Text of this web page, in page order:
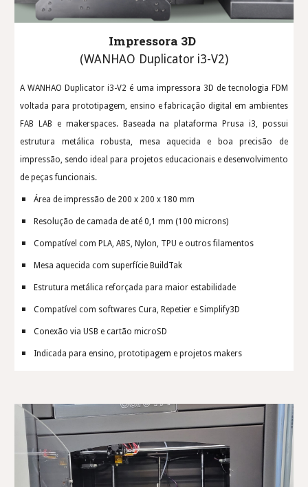
Impressora 3D
(WANHAO Duplicator i3-V2)
A WANHAO Duplicator i3-V2 é uma impressora 3D de tecnologia FDM
voltada para prototipagem, ensino e fabricação digital em ambientes
FAB LAB e makerspaces. Baseada na plataforma Prusa i3, possui
estrutura metálica robusta, mesa aquecida e boa precisão de
impressão, sendo ideal para projetos educacionais e desenvolvimento
de peças funcionais.
Área de impressão de 200 x 200 x 180 mm
Resolução de camada de até 0,1 mm (100 microns)
Compatível com PLA, ABS, Nylon, TPU e outros filamentos
Mesa aquecida com superfície BuildTak
Estrutura metálica reforçada para maior estabilidade
Compatível com softwares Cura, Repetier e Simplify3D
Conexão via USB e cartão microSD
Indicada para ensino, prototipagem e projetos makers